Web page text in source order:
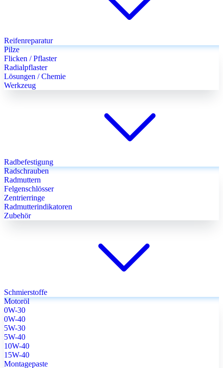
Reifenreparatur
Pilze
Flicken / Pflaster
Radialpflaster
Lösungen / Chemie
Werkzeug
Radbefestigung
Radschrauben
Radmuttern
Felgenschlösser
Zentrierringe
Radmutterindikatoren
Zubehör
Schmierstoffe
Motoröl
0W-30
0W-40
5W-30
5W-40
10W-40
15W-40
Montagepaste